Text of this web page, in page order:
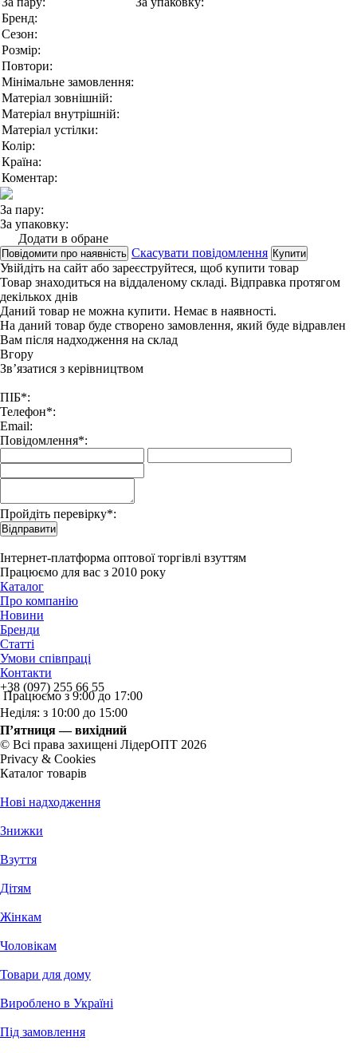
Бренд:
Сезон:
Розмір:
Повтори:
Мінімальне замовлення:
Матеріал зовнішній:
Матеріал внутрішній:
Матеріал устілки:
Колір:
Країна:
Коментар:
За пару:
За упаковку:
Додати в обране
Повідомити про наявність Скасувати повідомлення Купити
Увійдіть на сайт або зареєструйтеся, щоб купити товар
Товар знаходиться на віддаленому складі. Відправка протягом
декількох днів
Даний товар не можна купити. Немає в наявності.
На даний товар буде створено замовлення, який буде відравлен
Вам після надходження на склад
Вгору
Зв’язатися з керівництвом
ПІБ*:
Телефон*:
Email:
Повідомлення*:
Пройдіть перевірку*:
Відправити
Інтернет-платформа оптової торгівлі взуттям
Працюємо для вас з 2010 року
Каталог
Про компанію
Новини
Бренди
Статті
Умови співпраці
Контакти
+38 (097) 255 66 55
Працюємо з 9:00 до 17:00
Неділя: з 10:00 до 15:00
П’ятниця — вихідний
© Всі права захищені ЛідерОПТ 2026
Privacy & Cookies
Каталог товарів
Нові надходження
Знижки
Взуття
Дітям
Жінкам
Чоловікам
Товари для дому
Вироблено в Україні
Під замовлення